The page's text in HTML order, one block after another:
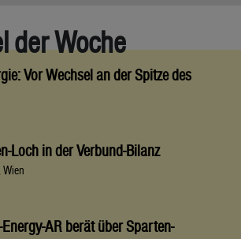
der Woche
Vor Wechsel an der Spitze des
Loch in der Verbund-Bilanz
Energy-AR berät über Sparten-